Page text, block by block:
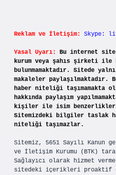
Reklam ve İletişim: Skype:
Yasal Uyarı:
Bu internet
kurum veya şahıs şirketi ile
bulunmamaktadır. Sitede
makaleler
haber niteliği taşımamakta
hakkında paylaşım
kişiler ile isim benzerlikleri
Sitemizdeki bilgiler taslak
niteliği taşımazlar.
Sitemiz, 5651 Sayılı Kanun
ve İletişim Kurumu (BTK)
Sağlayıcı olarak hizmet
sitedeki içerikleri proaktif